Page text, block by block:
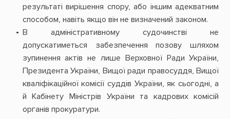
результаті вирішення спору, або іншим адекватним
способом, навіть якщо він не визначений законом.
В адміністративному судочинстві не
допускатиметься забезпечення позову шляхом
зупинення актів не лише Верховної Ради України,
Президента України, Вищої ради правосуддя, Вищої
кваліфікаційної комісії суддів України, як сьогодні, а
й Кабінету Міністрів України та кадрових комісій
органів прокуратури.